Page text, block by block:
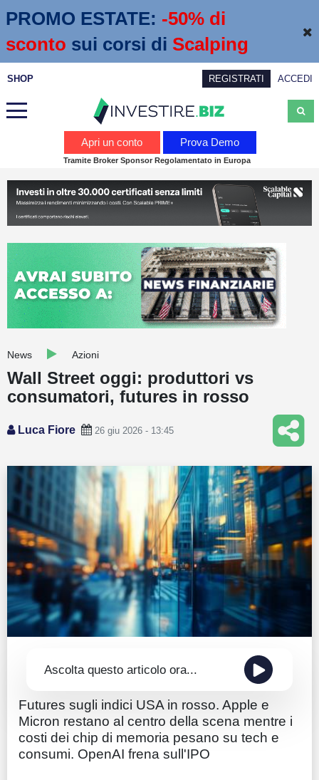
PROMO ESTATE: -50% di
sconto sui corsi di Scalping
SHOP REGISTRATI ACCEDI
Calendario economico
Webinar
Trading
Education
Quotazioni
Conto IG
Guru Monitor
Altro
Apri un conto Prova Demo
Tramite Broker Sponsor Regolamentato in Europa
News Azioni
Wall Street oggi: produttori vs
consumatori, futures in rosso
Luca Fiore 26 giu 2026 - 13:45
Ascolta questo articolo ora...
Futures sugli indici USA in rosso. Apple e
Micron restano al centro della scena mentre i
costi dei chip di memoria pesano su tech e
consumi. OpenAI frena sull'IPO